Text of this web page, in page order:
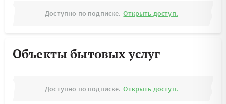
Доступно по подписке. Открыть доступ.
Объекты бытовых услуг
Доступно по подписке. Открыть доступ.